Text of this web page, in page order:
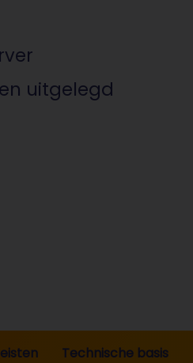
uitgelegd
Technische basis